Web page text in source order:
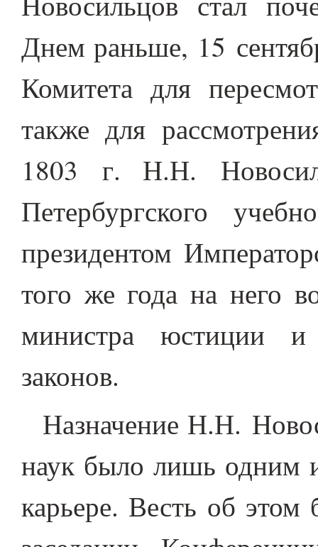
Днем раньше, 15
Комитета для
также для
1803 г. Н.Н.
Петербургского
президентом
того же года на него
министра юстиции и
законов.
Назначение Н.Н.
наук было лишь одним
карьере. Весть об этом